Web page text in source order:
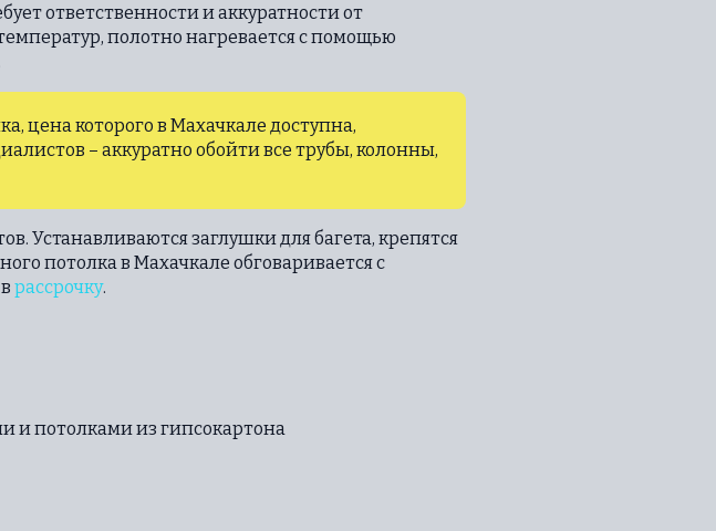
ответственности и аккуратности от
полотно нагревается с помощью
цена которого в Махачкале доступна,
– аккуратно обойти все трубы, колонны,
Устанавливаются заглушки для багета, крепятся
потолка в Махачкале обговаривается с
рассрочку.
и потолками из гипсокартона